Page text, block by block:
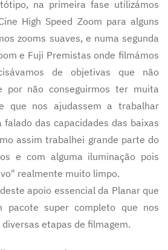
na primeira fase utilizámos
High Speed Zoom para alguns
zooms suaves, e numa segunda
e Fuji Premistas onde filmámos
de objetivas que não
por não conseguirmos ter muita
que nos ajudassem a trabalhar
falado das capacidades das baixas
assim trabalhei grande parte do
e com alguma iluminação pois
realmente muito limpo.
apoio essencial da Planar que
pacote super completo que nos
etapas de filmagem.